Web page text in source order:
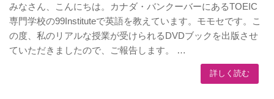
みなさん、こんにちは。カナダ・バンクーバーにあるTOEIC
専門学校の99Instituteで英語を教えています。モモセです。こ
の度、私のリアルな授業が受けられるDVDブックを出版させ
ていただきましたので、ご報告します。 …
詳しく読む